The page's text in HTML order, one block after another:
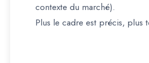
contexte du marché).
Plus le cadre est précis, plus